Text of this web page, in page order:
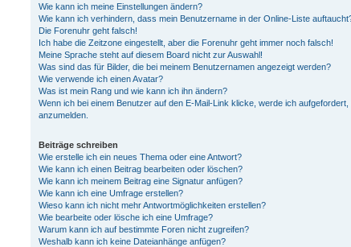
Wie kann ich meine Einstellungen ändern?
Wie kann ich verhindern, dass mein Benutzername in der Online-Liste
Die Forenuhr geht falsch!
Ich habe die Zeitzone eingestellt, aber die Forenuhr geht immer noch falsch!
Meine Sprache steht auf diesem Board nicht zur Auswahl!
Was sind das für Bilder, die bei meinem Benutzernamen angezeigt werden?
Wie verwende ich einen Avatar?
Was ist mein Rang und wie kann ich ihn ändern?
Wenn ich bei einem Benutzer auf den E-Mail-Link klicke, werde ich aufgefordert,
anzumelden.
Beiträge schreiben
Wie erstelle ich ein neues Thema oder eine Antwort?
Wie kann ich einen Beitrag bearbeiten oder löschen?
Wie kann ich meinem Beitrag eine Signatur anfügen?
Wie kann ich eine Umfrage erstellen?
Wieso kann ich nicht mehr Antwortmöglichkeiten erstellen?
Wie bearbeite oder lösche ich eine Umfrage?
Warum kann ich auf bestimmte Foren nicht zugreifen?
Weshalb kann ich keine Dateianhänge anfügen?